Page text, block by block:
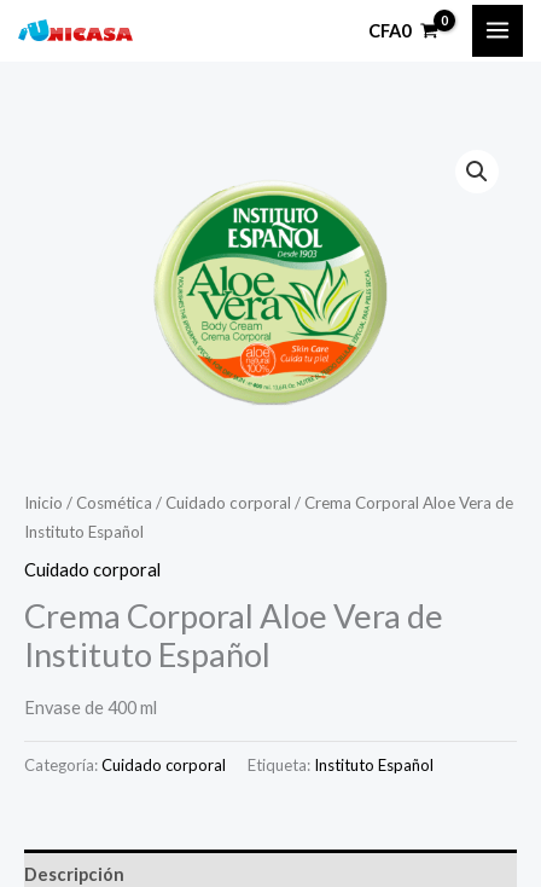
CFA0
Inicio / Cosmética / Cuidado corporal / Crema Corporal Aloe Vera de
Instituto Español
Cuidado corporal
Crema Corporal Aloe Vera de
Instituto Español
Envase de 400 ml
Categoría:Cuidado corporal Etiqueta: Instituto Español
Descripción